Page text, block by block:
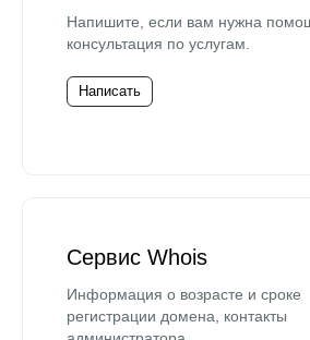
Напишите, если вам нужна
консультация по услугам.
Написать
Сервис Whois
Информация о возрасте и сроке
регистрации домена, контакты